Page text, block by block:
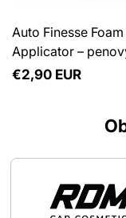
Auto Finesse Foam
Applicator –
aplikátor
Normálna
€2,90 EUR